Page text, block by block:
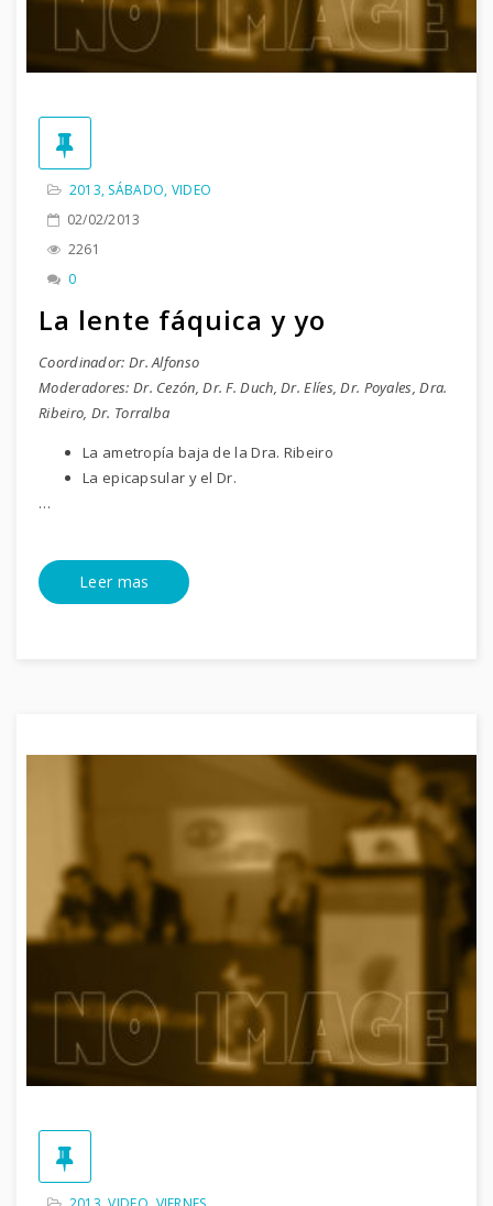
2013, SÁBADO, VIDEO
02/02/2013
2261
0
La lente fáquica y yo
Coordinador: Dr. Alfonso
Moderadores: Dr. Cezón, Dr. F. Duch, Dr. Elíes, Dr. Poyales, Dra.
Ribeiro, Dr. Torralba
La ametropía baja de la Dra. Ribeiro
La epicapsular y el Dr.
…
Leer mas